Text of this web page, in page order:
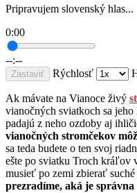
Pripravujem slovenský hlas...
0:00
--:--
Zastaviť Rýchlosť
Ak mávate na Vianoce živý
vianočných sviatkoch sa
padajú z neho ozdoby aj
vianočných stromčekov
sa teda budete o ten svoj
ešte po sviatku Troch kráľov
musieť po zemi zbierať
prezradíme, aká je